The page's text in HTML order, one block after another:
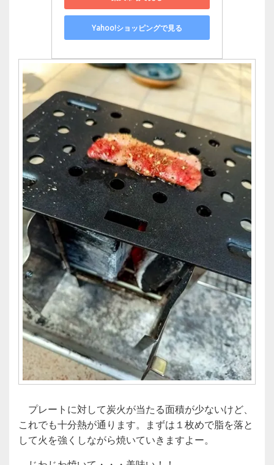
Yahoo!ショッピングで見る
プレートに対して炭火が当たる面積が少ないけど、
これでも十分熱が通ります。まずは１枚めで脂を落と
して火を強くしながら焼いていきますよー。